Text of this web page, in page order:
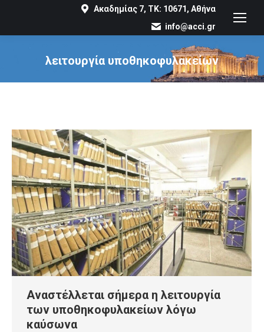
Ακαδημίας 7, ΤΚ: 10671, Αθήνα
info@acci.gr
λειτουργία υποθηκοφυλακείων
You are here:
Αναστέλλεται σήμερα η λειτουργία
των υποθηκοφυλακείων λόγω
καύσωνα